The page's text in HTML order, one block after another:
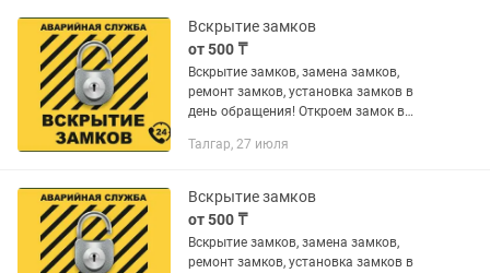
Вскрытие замков
от 500 ₸
Вскрытие замков, замена замков,
ремонт замков, установка замков в
день обращения! Откроем замок в
офисе! Сохраним целостность двери и
Талгар, 27 июля
Вскрытие замков
от 500 ₸
Вскрытие замков, замена замков,
ремонт замков, установка замков в